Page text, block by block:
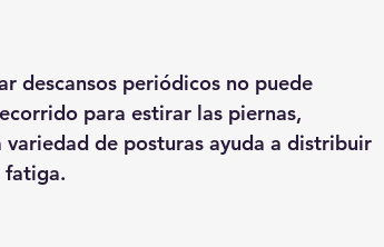
descansos periódicos no puede
para estirar las piernas,
de posturas ayuda a distribuir
fatiga.